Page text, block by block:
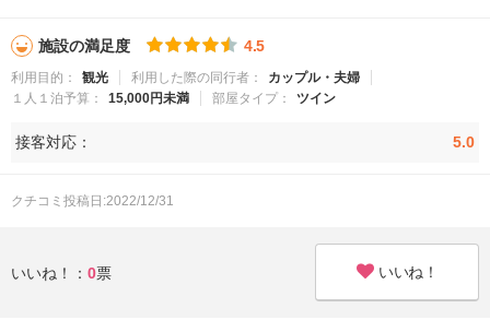
施設の満足度 4.5
利用目的： 観光 利用した際の同行者：
カップル・夫婦
１人１泊予算：
15,000円未満 部屋タイプ： ツイン
接客対応： 5.0
クチコミ投稿日:2022/12/31
いいね！： 0票 いいね！